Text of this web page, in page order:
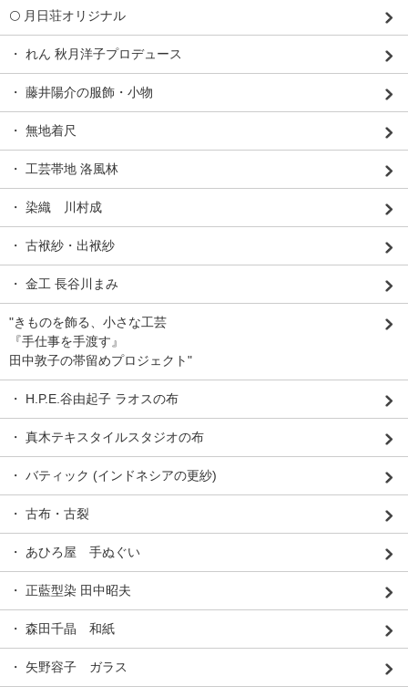
🌕 月日荘オリジナル
・ れん 秋月洋子プロデュース
・ 藤井陽介の服飾・小物
・ 無地着尺
・ 工芸帯地 洛風林
・ 染織 川村成
・ 古袱紗・出袱紗
・ 金工 長谷川まみ
"きものを飾る、小さな工芸
『手仕事を手渡す』
田中敦子の帯留めプロジェクト"
・ H.P.E.谷由起子 ラオスの布
・ 真木テキスタイルスタジオの布
・ バティック (インドネシアの更紗)
・ 古布・古裂
・ あひろ屋 手ぬぐい
・ 正藍型染 田中昭夫
・ 森田千晶 和紙
・ 矢野容子 ガラス